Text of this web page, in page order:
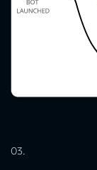
03.